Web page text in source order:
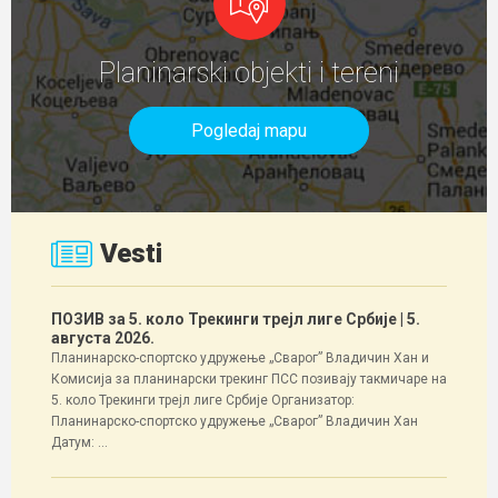
Planinarski objekti i tereni
Pogledaj mapu
Vesti
ПОЗИВ за 5. коло Трекинги трејл лиге Србије | 5.
августа 2026.
Планинарско-спортско удружење „Сварог” Владичин Хан и
Комисија за планинарски трекинг ПСС позивају такмичаре на
5. коло Трекинги трејл лиге Србије Организатор:
Планинарско-спортско удружење „Сварог” Владичин Хан
Датум: ...